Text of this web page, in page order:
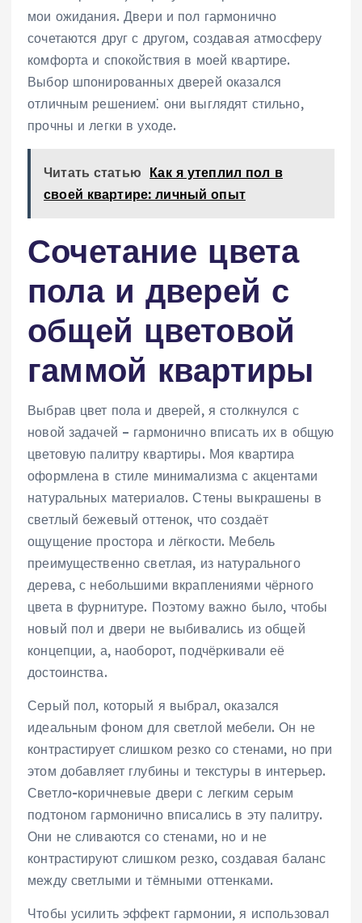
мои ожидания. Двери и пол гармонично
сочетаются друг с другом, создавая атмосферу
комфорта и спокойствия в моей квартире.
Выбор шпонированных дверей оказался
отличным решением⁚ они выглядят стильно,
прочны и легки в уходе.
Читать статью Как я утеплил пол в
своей квартире: личный опыт
Сочетание цвета
пола и дверей с
общей цветовой
гаммой квартиры
Выбрав цвет пола и дверей, я столкнулся с
новой задачей – гармонично вписать их в общую
цветовую палитру квартиры. Моя квартира
оформлена в стиле минимализма с акцентами
натуральных материалов. Стены выкрашены в
светлый бежевый оттенок, что создаёт
ощущение простора и лёгкости. Мебель
преимущественно светлая, из натурального
дерева, с небольшими вкраплениями чёрного
цвета в фурнитуре. Поэтому важно было, чтобы
новый пол и двери не выбивались из общей
концепции, а, наоборот, подчёркивали её
достоинства.
Серый пол, который я выбрал, оказался
идеальным фоном для светлой мебели. Он не
контрастирует слишком резко со стенами, но при
этом добавляет глубины и текстуры в интерьер.
Светло-коричневые двери с легким серым
подтоном гармонично вписались в эту палитру.
Они не сливаются со стенами, но и не
контрастируют слишком резко, создавая баланс
между светлыми и тёмными оттенками.
Чтобы усилить эффект гармонии, я использовал